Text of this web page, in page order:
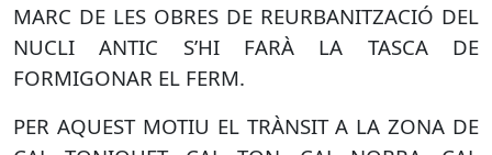
MARC DE LES OBRES DE REURBANITZACIÓ DEL
NUCLI ANTIC S’HI FARÀ LA TASCA DE
FORMIGONAR EL FERM.
PER AQUEST MOTIU EL TRÀNSIT A LA ZONA DE